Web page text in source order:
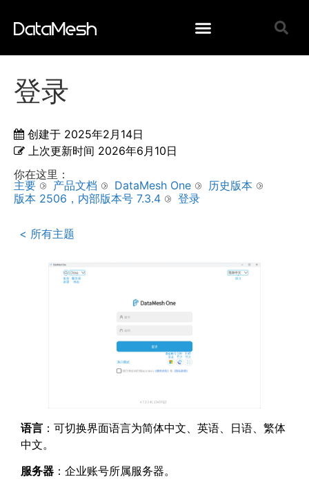
登录
创建于 2025年2月14日
上次更新时间 2026年6月10日
你在这里：
主要
产品文档 DataMesh One
历史版本
版本 2506，内部版本号 7.3.4
登录
< 所有主题
语言 ：可切换界面语言为简体中文、英语、日语、繁体
中文。
服务器 ：企业账号所属服务器。